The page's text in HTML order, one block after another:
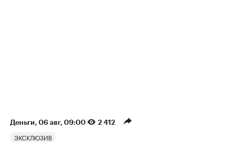
Деньги 06 авг, 09:00 2 412
ЭКСКЛЮЗИВ